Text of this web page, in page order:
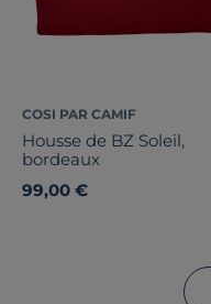
COSI PAR CAMIF
Housse de BZ Soleil,
bordeaux
99,00 €